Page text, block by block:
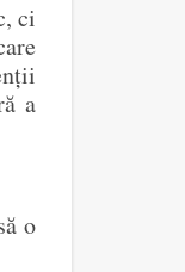
ci
a
o